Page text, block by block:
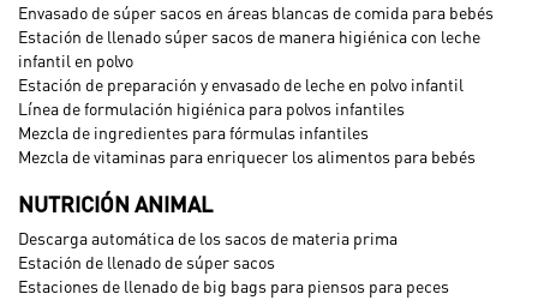
Envasado de súper sacos en áreas blancas de comida para bebés
Estación de llenado súper sacos de manera higiénica con leche
infantil en polvo
Estación de preparación y envasado de leche en polvo infantil
Línea de formulación higiénica para polvos infantiles
Mezcla de ingredientes para fórmulas infantiles
Mezcla de vitaminas para enriquecer los alimentos para bebés
NUTRICIÓN ANIMAL
Descarga automática de los sacos de materia prima
Estación de llenado de súper sacos
Estaciones de llenado de big bags para piensos para peces